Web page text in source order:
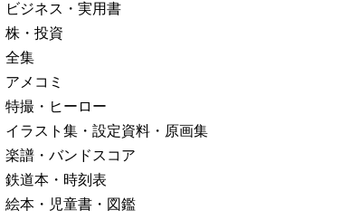
ビジネス・実用書
株・投資
全集
アメコミ
特撮・ヒーロー
イラスト集・設定資料・原画集
楽譜・バンドスコア
鉄道本・時刻表
絵本・児童書・図鑑